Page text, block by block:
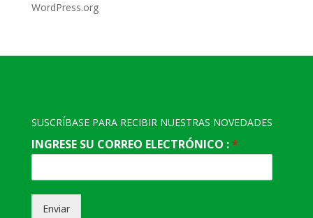
WordPress.org
SUSCRÍBASE PARA RECIBIR NUESTRAS NOVEDADES
INGRESE SU CORREO ELECTRÓNICO :*
Enviar